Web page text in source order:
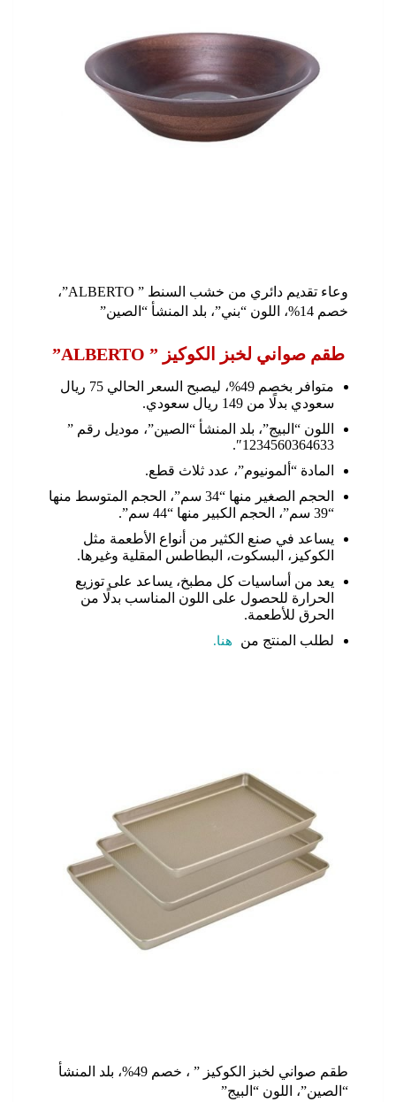
وعاء تقديم دائري من خشب السنط ” ALBERTO”،
خصم 14%، اللون “بني”، بلد المنشأ “الصين”
طقم صواني لخبز الكوكيز ” ALBERTO”
متوافر بخصم 49%، ليصبح السعر الحالي 75 ريال
سعودي بدلًا من 149 ريال سعودي.
اللون “البيج”، بلد المنشأ “الصين”، موديل رقم ”
1234560364633″.
المادة “ألمونيوم”، عدد ثلاث قطع.
الحجم الصغير منها “34 سم”، الحجم المتوسط منها
“39 سم”، الحجم الكبير منها “44 سم”.
يساعد في صنع الكثير من أنواع الأطعمة مثل
الكوكيز، البسكوت، البطاطس المقلية وغيرها.
يعد من أساسيات كل مطبخ، يساعد على توزيع
الحرارة للحصول على اللون المناسب بدلًا من
الحرق للأطعمة.
لطلب المنتج من
هنا.
طقم صواني لخبز الكوكيز ” ، خصم 49%، بلد المنشأ
“الصين”، اللون “البيج”